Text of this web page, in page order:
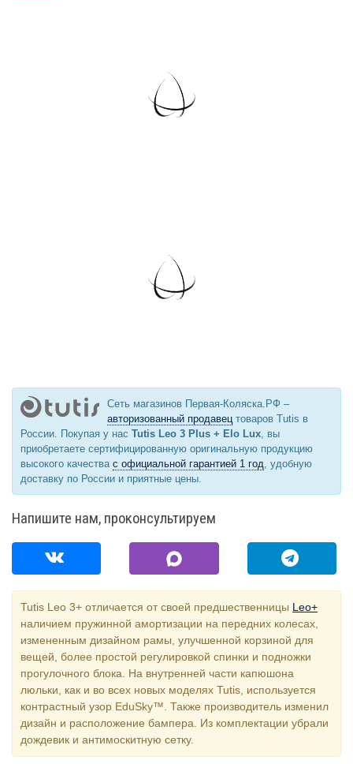
Сеть магазинов Первая-Коляска.РФ –
авторизованный продавец товаров Tutis в
России. Покупая у нас Tutis Leo 3 Plus + Elo Lux , вы
приобретаете сертифицированную оригинальную продукцию
высокого качества с официальной гарантией 1 год , удобную
доставку по России и приятные цены.
Напишите нам, проконсультируем
Tutis Leo 3+ отличается от своей предшественницы Leo+
наличием пружинной амортизации на передних колесах,
измененным дизайном рамы, улучшенной корзиной для
вещей, более простой регулировкой спинки и подножки
прогулочного блока. На внутренней части капюшона
люльки, как и во всех новых моделях Tutis, используется
контрастный узор EduSky™. Также производитель изменил
дизайн и расположение бампера. Из комплектации убрали
дождевик и антимоскитную сетку.